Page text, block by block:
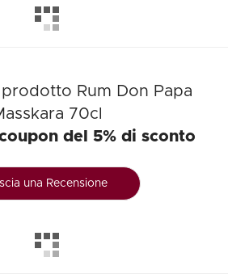
prodotto Rum Don Papa
70cl
del 5% di sconto
una Recensione